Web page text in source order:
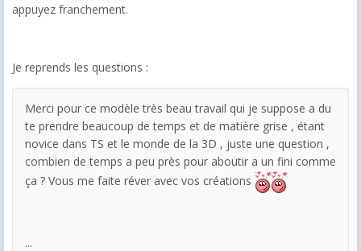
appuyez franchement.
Je reprends les questions :
Merci pour ce modèle très beau travail qui je suppose a du
te prendre beaucoup de temps et de matière grise , étant
novice dans TS et le monde de la 3D , juste une question ,
combien de temps a peu près pour aboutir a un fini comme
ça ? Vous me faite réver avec vos créations
...